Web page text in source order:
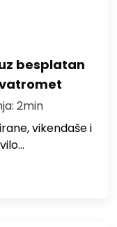
besplatan
2min
vikendaše i